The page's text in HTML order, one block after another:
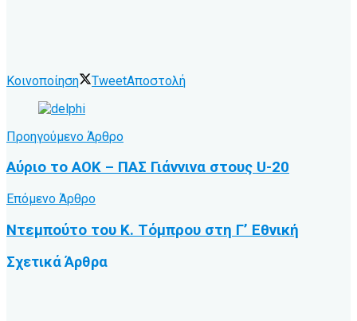
Κοινοποίηση TweetΑποστολή
Προηγούμενο Άρθρο
Αύριο το ΑΟΚ – ΠΑΣ Γιάννινα στους U-20
Επόμενο Άρθρο
Ντεμπούτο του Κ. Τόμπρου στη Γ’ Εθνική
ΣχετικάΆρθρα